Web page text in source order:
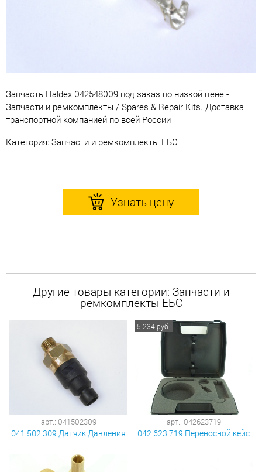
Запчасть Haldex 042548009 под заказ по низкой цене -
Запчасти и ремкомплекты / Spares & Repair Kits. Доставка
транспортной компанией по всей России
Категория: Запчасти и ремкомплекты ЕБС
Узнать цену
Другие товары категории: Запчасти и
ремкомплекты ЕБС
арт.: 041502309
041 502 309 Датчик Давления
арт.: 042623719
042 623 719 Переносной кейс
5 234 руб.